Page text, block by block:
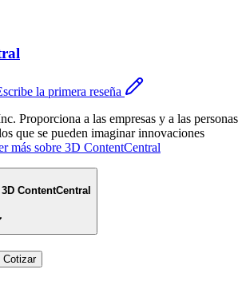
la primera reseña
Proporciona a las empresas y a las personas
que se pueden imaginar innovaciones
más sobre 3D ContentCentral
3D ContentCentral
Cotizar